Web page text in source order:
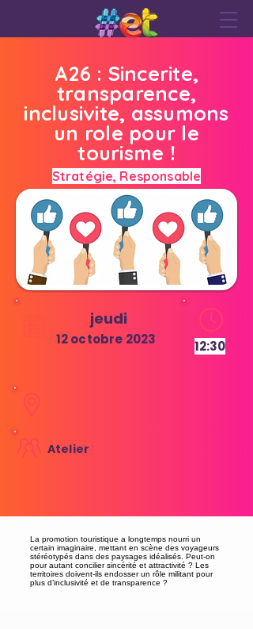
A26 : Sincerite,
transparence,
inclusivite, assumons
un role pour le
tourisme !
Stratégie, Responsable
jeudi
12 octobre 2023 12:30
Atelier
La promotion touristique a longtemps nourri un
certain imaginaire, mettant en scène des voyageurs
stéréotypés dans des paysages idéalisés. Peut-on
pour autant concilier sincérité et attractivité ? Les
territoires doivent-ils endosser un rôle militant pour
plus d’inclusivité et de transparence ?